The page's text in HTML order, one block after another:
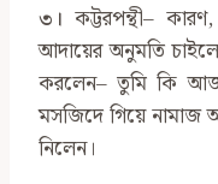
৩। কট্টরপন্থী– কারণ,
আদায়ের অনুমতি
করলেন– তুমি কি
মসজিদে গিয়ে
নিলেন।